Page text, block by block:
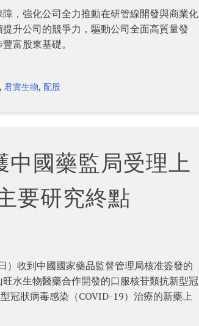
，強化公司全力推動在研管線開發與商業化
升公司的競爭力，驅動公司全面高質量發
富股東基礎。
,君實生物,配股
國藥監局受理上
要研究終點
）收到中國國家藥品監督管理局核准簽發的
水生物醫藥合作開發的口服核苷類抗新型冠
冠狀病毒感染（COVID-19）治療的新藥上